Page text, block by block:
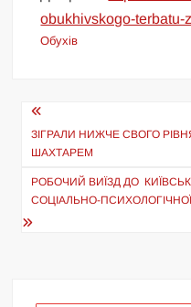
obukhivskogo-terbatu-
Обухів
Навігація
записів
ЗІГРАЛИ НИЖЧЕ СВОГО
ШАХТАРЕМ
РОБОЧИЙ ВИЇЗД ДО
СОЦІАЛЬНО-ПСИХОЛОГІЧНОЇ